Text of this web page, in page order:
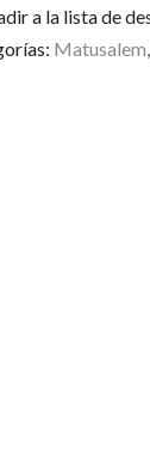
a la lista de
Matusalem